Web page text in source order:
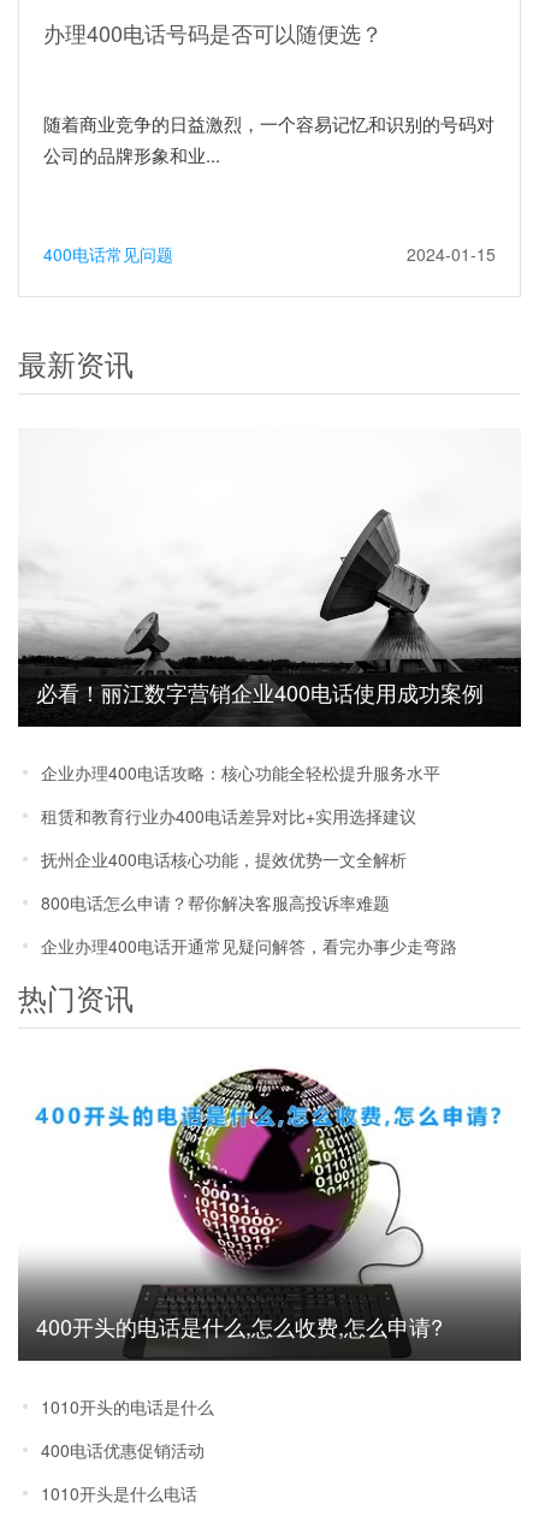
办理400电话号码是否可以随便选？
随着商业竞争的日益激烈，一个容易记忆和识别的号码对
公司的品牌形象和业...
400电话常见问题 2024-01-15
最新资讯
必看！丽江数字营销企业400电话使用成功案例
及效果分享
企业办理400电话攻略：核心功能全轻松提升服务水平
租赁和教育行业办400电话差异对比+实用选择建议
抚州企业400电话核心功能，提效优势一文全解析
800电话怎么申请？帮你解决客服高投诉率难题
企业办理400电话开通常见疑问解答，看完办事少走弯路
热门资讯
400开头的电话是什么,怎么收费,怎么申请?
1010开头的电话是什么
400电话优惠促销活动
1010开头是什么电话